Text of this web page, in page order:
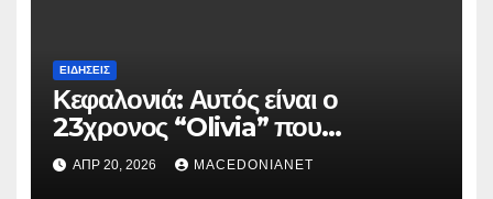
ΕΙΔΉΣΕΙΣ
Κεφαλονιά: Αυτός είναι ο
23χρονος “Olivia” που
κατηγορείται για τον θάνατο της
Μυρτούς
ΑΠΡ 20, 2026 MACEDONIANET